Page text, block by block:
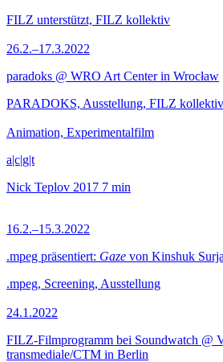
FILZ unterstützt, FILZ kollektiv
26.2.–17.3.2022
paradoks @ WRO Art Center in Wrocław
PARADOKS, Ausstellung, FILZ kollektiv
Animation, Experimentalfilm
a|c|g|t
Nick Teplov 2017 7 min
16.2.–15.3.2022
.mpeg präsentiert: Gaze von Kinshuk
.mpeg, Screening, Ausstellung
24.1.2022
FILZ-Filmprogramm bei Soundwatch @
transmediale/CTM in Berlin